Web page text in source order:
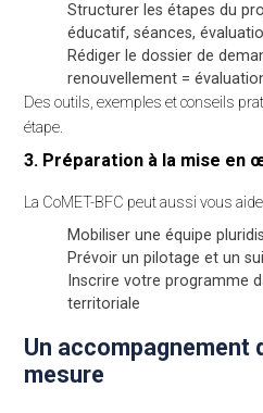
Structurer les étapes du
éducatif, séances,
Rédiger le dossier de
renouvellement =
Des outils, exemples et conseils
étape.
3. Préparation à la mise en
La CoMET-BFC peut aussi vous
Mobiliser une équipe
Prévoir un pilotage et un
Inscrire votre programme
territoriale
Un accompagnement
mesure